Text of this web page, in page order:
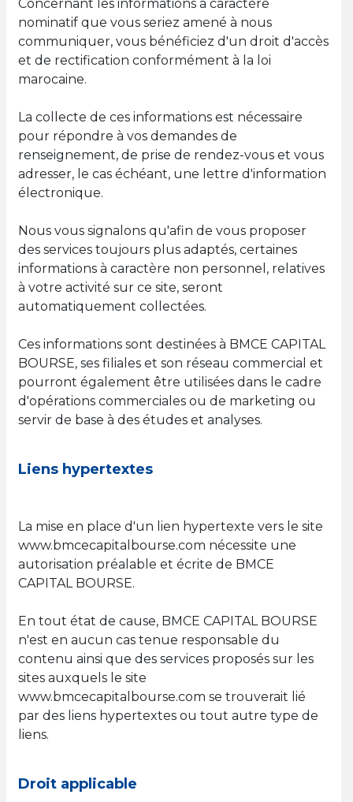
Concernant les informations à caractère
nominatif que vous seriez amené à nous
communiquer, vous bénéficiez d'un droit d'accès
et de rectification conformément à la loi
marocaine.
La collecte de ces informations est nécessaire
pour répondre à vos demandes de
renseignement, de prise de rendez-vous et vous
adresser, le cas échéant, une lettre d'information
électronique.
Nous vous signalons qu'afin de vous proposer
des services toujours plus adaptés, certaines
informations à caractère non personnel, relatives
à votre activité sur ce site, seront
automatiquement collectées.
Ces informations sont destinées à BMCE CAPITAL
BOURSE, ses filiales et son réseau commercial et
pourront également être utilisées dans le cadre
d'opérations commerciales ou de marketing ou
servir de base à des études et analyses.
Liens hypertextes
La mise en place d'un lien hypertexte vers le site
www.bmcecapitalbourse.com nécessite une
autorisation préalable et écrite de BMCE
CAPITAL BOURSE.
En tout état de cause, BMCE CAPITAL BOURSE
n'est en aucun cas tenue responsable du
contenu ainsi que des services proposés sur les
sites auxquels le site
www.bmcecapitalbourse.com se trouverait lié
par des liens hypertextes ou tout autre type de
liens.
Droit applicable